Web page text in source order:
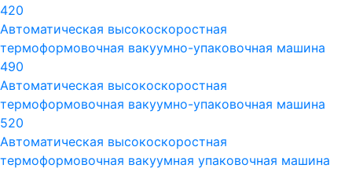
420
Автоматическая высокоскоростная
термоформовочная вакуумно-упаковочная машина
490
Автоматическая высокоскоростная
термоформовочная вакуумно-упаковочная машина
520
Автоматическая высокоскоростная
термоформовочная вакуумная упаковочная машина